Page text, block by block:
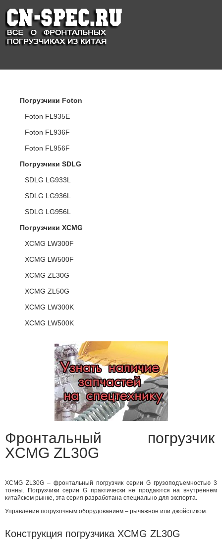
Погрузчики Foton
Foton FL935E
Foton FL936F
Foton FL956F
Погрузчики SDLG
SDLG LG933L
SDLG LG936L
SDLG LG956L
Погрузчики XCMG
XCMG LW300F
XCMG LW500F
XCMG ZL30G
XCMG ZL50G
XCMG LW300K
XCMG LW500K
Фронтальный погрузчик
XCMG ZL30G
XCMG ZL30G – фронтальный погрузчик серии G грузоподъемностью 3
тонны. Погрузчики серии G практически не продаются на внутреннем
китайском рынке, эта серия разработана специально для экспорта.
Управление погрузочным оборудованием – рычажное или джойстиком.
Конструкция погрузчика XCMG ZL30G